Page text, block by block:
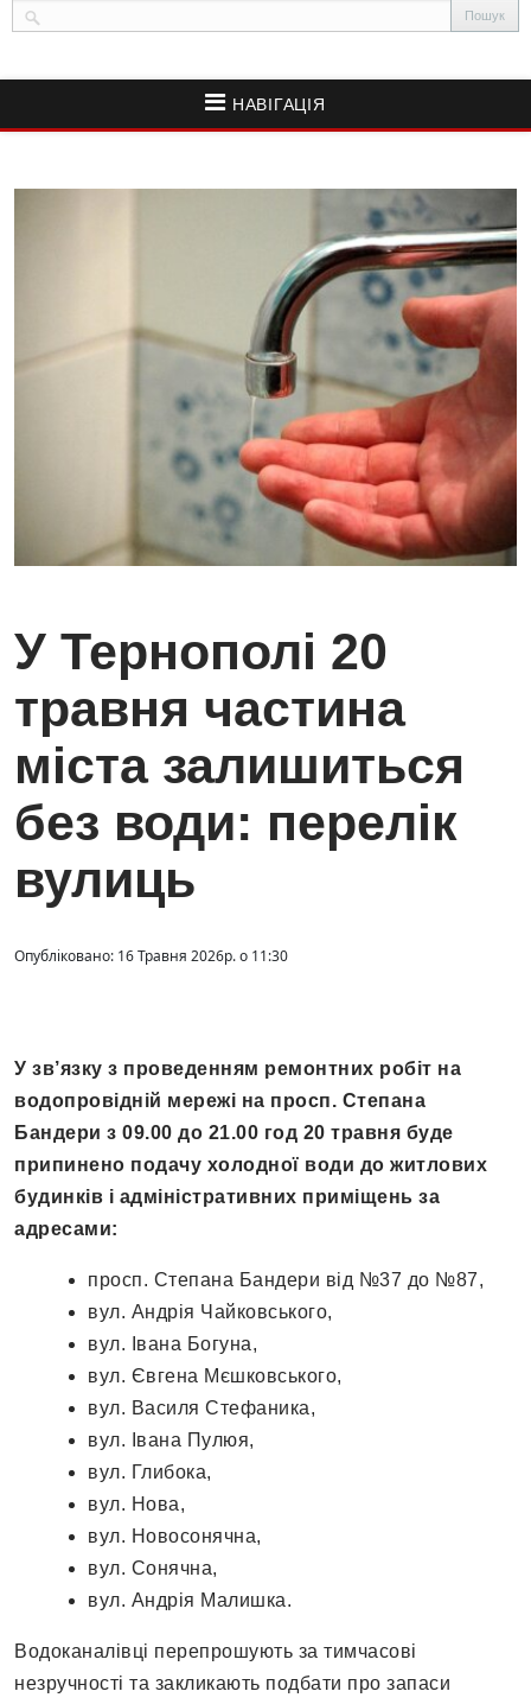
НАВІГАЦІЯ
У Тернополі 20
травня частина
міста залишиться
без води: перелік
вулиць
Опубліковано: 16 Травня 2026р. о 11:30
У зв’язку з проведенням ремонтних робіт на
водопровідній мережі на просп. Степана
Бандери з 09.00 до 21.00 год 20 травня буде
припинено подачу холодної води до житлових
будинків і адміністративних приміщень за
адресами:
просп. Степана Бандери від №37 до №87,
вул. Андрія Чайковського,
вул. Івана Богуна,
вул. Євгена Мєшковського,
вул. Василя Стефаника,
вул. Івана Пулюя,
вул. Глибока,
вул. Нова,
вул. Новосонячна,
вул. Сонячна,
вул. Андрія Малишка.
Водоканалівці перепрошують за тимчасові
незручності та закликають подбати про запаси